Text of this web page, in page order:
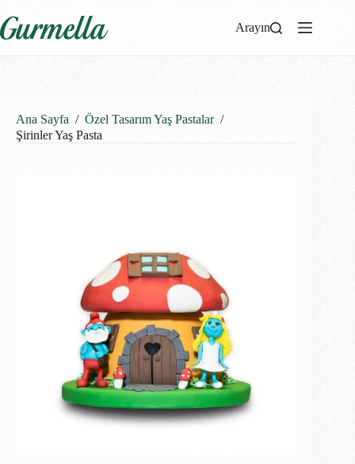
Arayın
Ana Sayfa / Özel Tasarım Yaş Pastalar /
Şirinler Yaş Pasta